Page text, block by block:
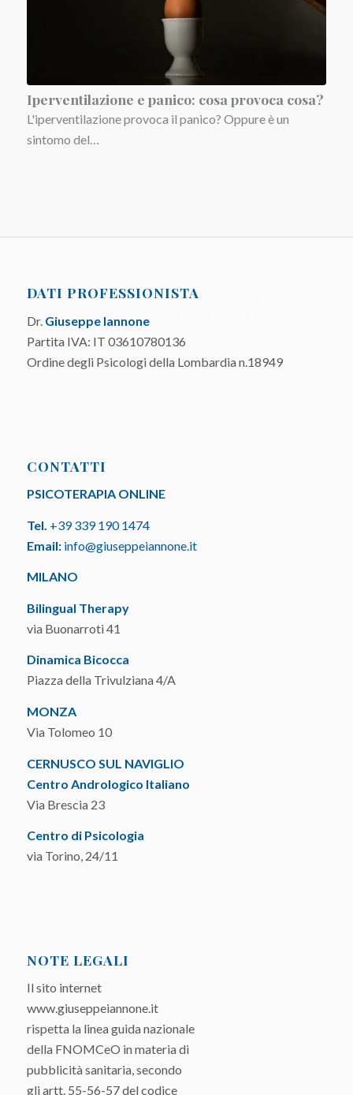
Iperventilazione e panico: cosa provoca cosa?
L'iperventilazione provoca il panico? Oppure è un
sintomo del…
DATI PROFESSIONISTA
Dr. Giuseppe Iannone
Partita IVA: IT 03610780136
Ordine degli Psicologi della Lombardia n.18949
CONTATTI
PSICOTERAPIA ONLINE
Tel. +39 339 190 1474
Email: info@giuseppeiannone.it
MILANO
Bilingual Therapy
via Buonarroti 41
Dinamica Bicocca
Piazza della Trivulziana 4/A
MONZA
Via Tolomeo 10
CERNUSCO SUL NAVIGLIO
Centro Andrologico Italiano
Via Brescia 23
Centro di Psicologia
via Torino, 24/11
NOTE LEGALI
Il sito internet
www.giuseppeiannone.it
rispetta la linea guida nazionale
della FNOMCeO in materia di
pubblicità sanitaria, secondo
gli artt. 55-56-57 del codice